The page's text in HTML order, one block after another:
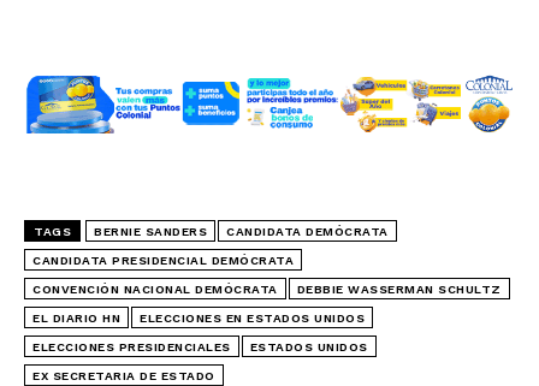
TAGS BERNIE SANDERS CANDIDATA DEMÓCRATA
CANDIDATA PRESIDENCIAL DEMÓCRATA
CONVENCIÓN NACIONAL DEMÓCRATA DEBBIE WASSERMAN SCHULTZ
EL DIARIO HN ELECCIONES EN ESTADOS UNIDOS
ELECCIONES PRESIDENCIALES ESTADOS UNIDOS
EX SECRETARIA DE ESTADO